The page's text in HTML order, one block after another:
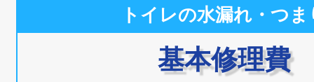
トイレの水漏れ・つま
基本修理費